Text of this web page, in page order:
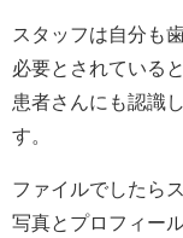
スタッフは自分も
必要とされている
患者さんにも認識
す。
ファイルでしたら
写真とプロフィー